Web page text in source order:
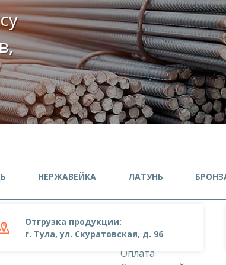
Отгрузка продукции:
г. Тула, ул. Скуратовская, д. 96
НЕРЖАВЕЙКА ЛАТУНЬ
О компании
Доставка
Оплата